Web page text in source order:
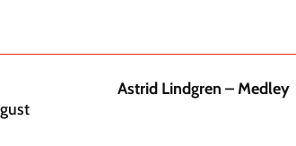
Astrid Lindgren – Medley